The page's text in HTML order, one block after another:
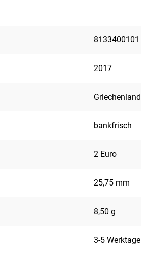
8133400101
2017
Griechenland
bankfrisch
2 Euro
25,75 mm
8,50 g
3-5 Werktage